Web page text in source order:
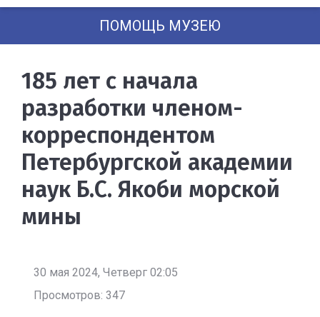
ПОМОЩЬ МУЗЕЮ
185 лет с начала
разработки членом-
корреспондентом
Петербургской академии
наук Б.С. Якоби морской
мины
30 мая 2024, Четверг 02:05
Просмотров: 347